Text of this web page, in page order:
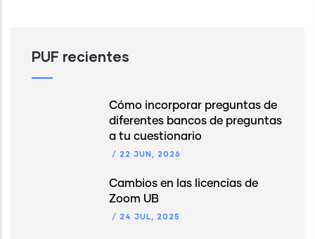
PUF recientes
Cómo incorporar preguntas de
diferentes bancos de preguntas
a tu cuestionario
/ 22 JUN, 2026
Cambios en las licencias de
Zoom UB
/ 24 JUL, 2025